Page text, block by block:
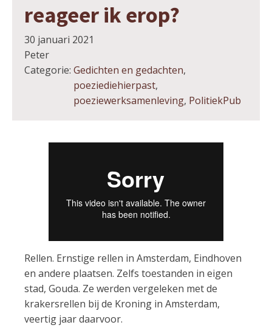
reageer ik erop?
30 januari 2021
Peter
Categorie: Gedichten en gedachten,
poeziediehierpast,
poeziewerksamenleving, PolitiekPub
Rellen. Ernstige rellen in Amsterdam, Eindhoven
en andere plaatsen. Zelfs toestanden in eigen
stad, Gouda. Ze werden vergeleken met de
krakersrellen bij de Kroning in Amsterdam,
veertig jaar daarvoor.